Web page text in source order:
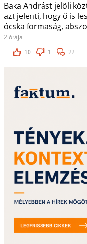
Baka Andrást jelöli
azt jelenti, hogy ő is
ócska formaság,
2 órája
10
1 22